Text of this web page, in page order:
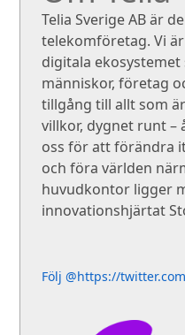
Telia Sverige AB är
telekomföretag. Vi
digitala
människor, företag
tillgång till allt som
villkor, dygnet runt –
oss för att förändra
och föra världen
huvudkontor ligger
innovationshjärtat
Följ @https://